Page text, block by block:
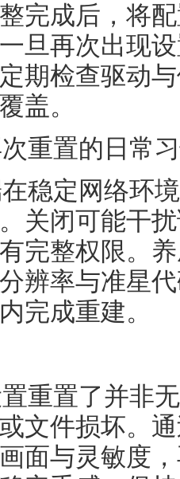
完成后，将
旦再次出现
期检查驱动
盖。
重置的日常
稳定网络环
关闭可能干
完整权限。
辨率与准星
完成重建。
重置了并非
文件损坏。
面与灵敏度